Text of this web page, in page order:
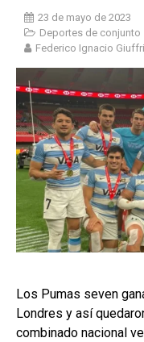
23 de mayo de 2023
Deportes de conjunto
Federico Ignacio
Los Pumas seven
Londres y así
combinado nacional